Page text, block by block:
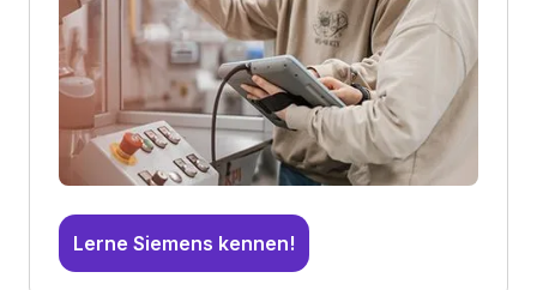
Lerne Siemens kennen!